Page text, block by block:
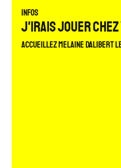
Infos
J'irais jouer chez
Accueillez Melaine Dalibert